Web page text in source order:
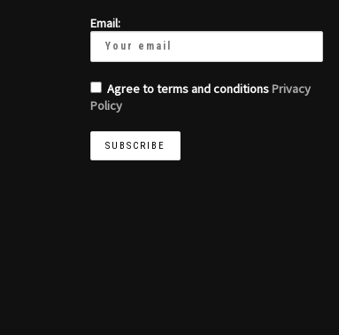
Email:
Agree to terms and conditionsPrivacy
Policy